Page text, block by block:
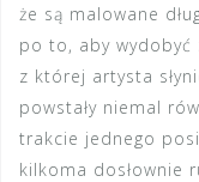
że są malowane
po to, aby wydobyć
z której artysta
powstały niemal
trakcie jednego
kilkoma dosłownie